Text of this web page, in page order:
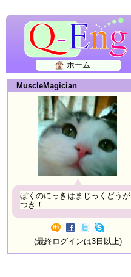
ホーム
MuscleMagician
ぼくのにっきはまじっくどうが
つき！
(最終ログインは3日以上)